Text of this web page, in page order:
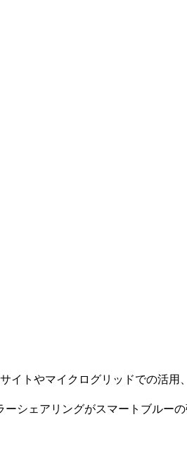
トやマイクログリッドでの活
シェアリングがスマートブルーの